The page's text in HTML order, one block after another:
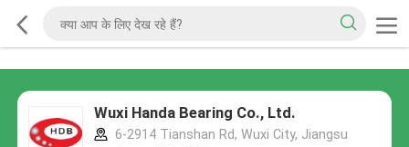
Wuxi Handa Bearing Co., Ltd.
6-2914 Tianshan Rd, Wuxi City, Jiangsu